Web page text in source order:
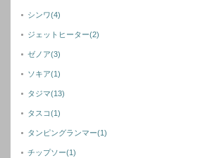
シンワ(4)
ジェットヒーター(2)
ゼノア(3)
ソキア(1)
タジマ(13)
タスコ(1)
タンピングランマー(1)
チップソー(1)